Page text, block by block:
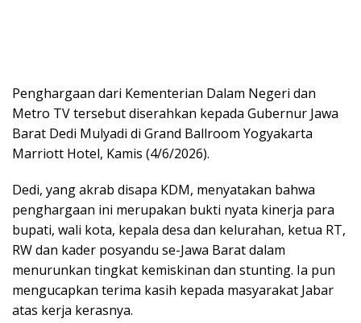
Penghargaan dari Kementerian Dalam Negeri dan
Metro TV tersebut diserahkan kepada Gubernur Jawa
Barat Dedi Mulyadi di Grand Ballroom Yogyakarta
Marriott Hotel, Kamis (4/6/2026).
Dedi, yang akrab disapa KDM, menyatakan bahwa
penghargaan ini merupakan bukti nyata kinerja para
bupati, wali kota, kepala desa dan kelurahan, ketua RT,
RW dan kader posyandu se-Jawa Barat dalam
menurunkan tingkat kemiskinan dan stunting. Ia pun
mengucapkan terima kasih kepada masyarakat Jabar
atas kerja kerasnya.